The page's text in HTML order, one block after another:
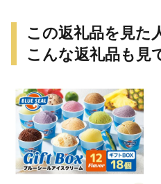
この返礼品を見た
こんな返礼品も見